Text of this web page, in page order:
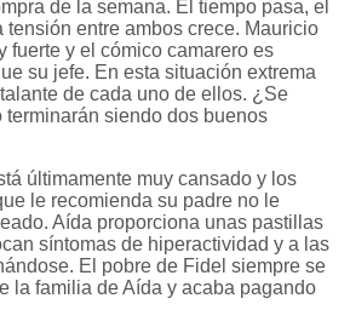
de la semana. El tiempo pasa, el
tensión entre ambos crece. Mauricio
fuerte y el cómico camarero es
su jefe. En esta situación extrema
de cada uno de ellos. ¿Se
terminarán siendo dos buenos
últimamente muy cansado y los
le recomienda su padre no le
Aída proporciona unas pastillas
síntomas de hiperactividad y a las
El pobre de Fidel siempre se
la familia de Aída y acaba pagando